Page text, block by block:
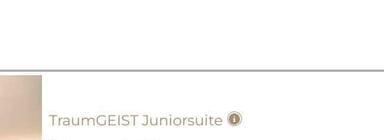
TraumGEIST Juniorsuite